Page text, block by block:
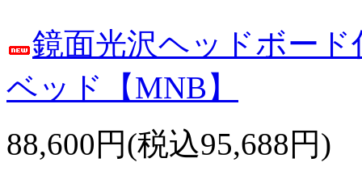
鏡面光沢ヘッドボー
ベッド【MNB】
88,600円(税込95,688円)